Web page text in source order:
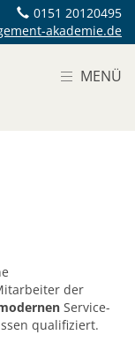
0151 20120495
akademie.de
MENÜ
der
Service-
qualifiziert.